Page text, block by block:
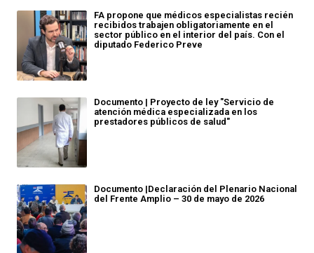
FA propone que médicos especialistas recién
recibidos trabajen obligatoriamente en el
sector público en el interior del país. Con el
diputado Federico Preve
Documento | Proyecto de ley "Servicio de
atención médica especializada en los
prestadores públicos de salud"
Documento |Declaración del Plenario Nacional
del Frente Amplio – 30 de mayo de 2026